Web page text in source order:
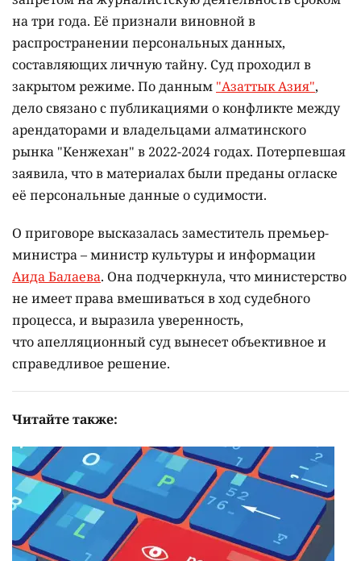
на три года. Её признали виновной в
распространении персональных данных,
составляющих личную тайну. Суд проходил в
закрытом режиме. По данным "Азаттык Азия",
дело связано с публикациями о конфликте между
арендаторами и владельцами алматинского
рынка "Кенжехан" в 2022-2024 годах. Потерпевшая
заявила, что в материалах были преданы огласке
её персональные данные о судимости.
О приговоре высказалась заместитель премьер-
министра – министр культуры и информации
Аида Балаева. Она подчеркнула, что министерство
не имеет права вмешиваться в ход судебного
процесса, и выразила уверенность,
что апелляционный суд вынесет объективное и
справедливое решение.
Читайте также: